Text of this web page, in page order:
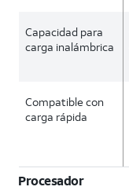
Capacidad para
carga inalámbrica
Compatible con
carga rápida
Procesador